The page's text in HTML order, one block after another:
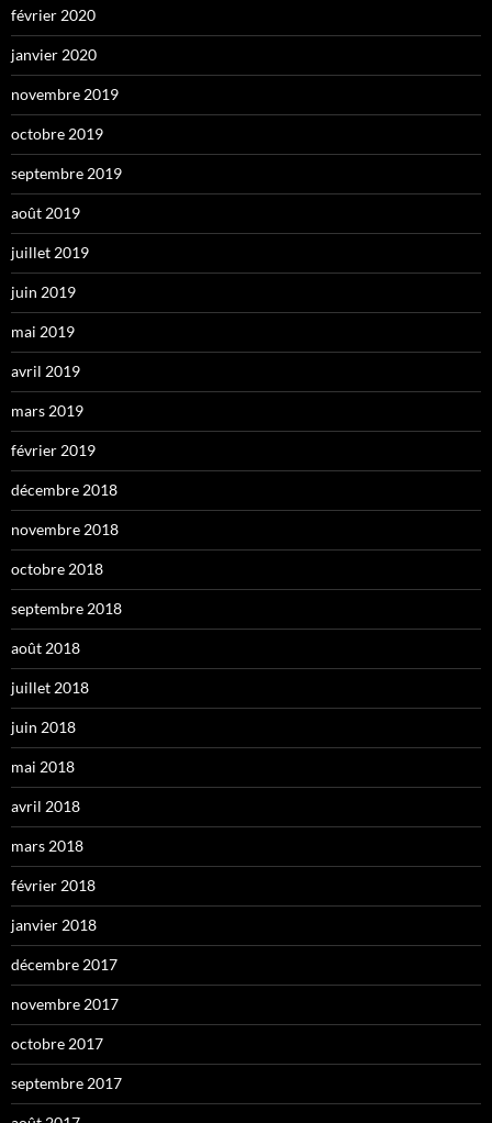
février 2020
janvier 2020
novembre 2019
octobre 2019
septembre 2019
août 2019
juillet 2019
juin 2019
mai 2019
avril 2019
mars 2019
février 2019
décembre 2018
novembre 2018
octobre 2018
septembre 2018
août 2018
juillet 2018
juin 2018
mai 2018
avril 2018
mars 2018
février 2018
janvier 2018
décembre 2017
novembre 2017
octobre 2017
septembre 2017